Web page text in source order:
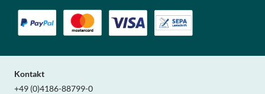
Kontakt
+49 (0)4186-88799-0